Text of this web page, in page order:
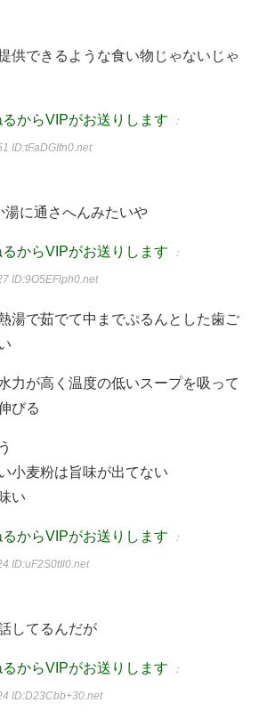
供できるような食い物じゃないじゃ
からVIPがお送りします ：
ID:tFaDGIfn0.net
に通さへんみたいや
からVIPがお送りします ：
ID:9O5EFlph0.net
湯で茹でて中までぷるんとした歯ご
力が高く温度の低いスープを吸って
びる
小麦粉は旨味が出てない
い
からVIPがお送りします ：
ID:uF2S0tIl0.net
してるんだが
からVIPがお送りします ：
ID:D23Cbb+30.net